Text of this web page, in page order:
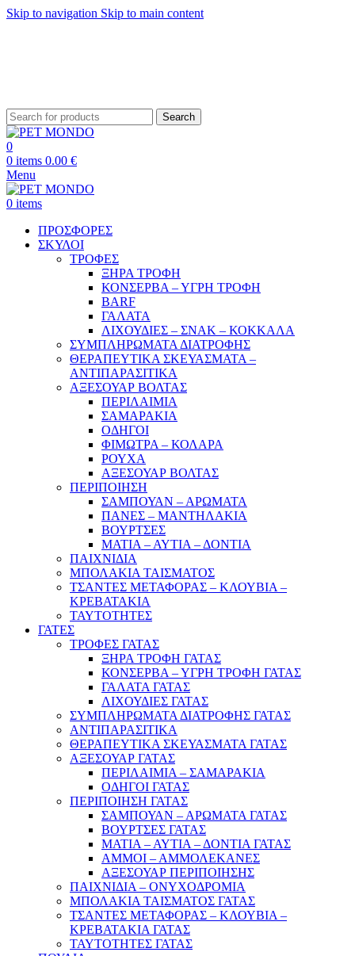
Skip to navigation Skip to main content
Search
0
0 items 0.00 €
Menu
0 items
ΠΡΟΣΦΟΡΕΣ
ΣΚΥΛΟΙ
ΤΡΟΦΕΣ
ΞΗΡΑ ΤΡΟΦΗ
ΚΟΝΣΕΡΒΑ – ΥΓΡΗ ΤΡΟΦΗ
BARF
ΓΑΛΑΤΑ
ΛΙΧΟΥΔΙΕΣ – ΣΝΑΚ – ΚΟΚΚΑΛΑ
ΣΥΜΠΛΗΡΩΜΑΤΑ ΔΙΑΤΡΟΦΗΣ
ΘΕΡΑΠΕΥΤΙΚΑ ΣΚΕΥΑΣΜΑΤΑ –
ΑΝΤΙΠΑΡΑΣΙΤΙΚΑ
ΑΞΕΣΟΥΑΡ ΒΟΛΤΑΣ
ΠΕΡΙΛΑΙΜΙΑ
ΣΑΜΑΡΑΚΙΑ
ΟΔΗΓΟΙ
ΦΙΜΩΤΡΑ – ΚΟΛΑΡΑ
ΡΟΥΧΑ
ΑΞΕΣΟΥΑΡ ΒΟΛΤΑΣ
ΠΕΡΙΠΟΙΗΣΗ
ΣΑΜΠΟΥΑΝ – ΑΡΩΜΑΤΑ
ΠΑΝΕΣ – ΜΑΝΤΗΛΑΚΙΑ
ΒΟΥΡΤΣΕΣ
ΜΑΤΙΑ – ΑΥΤΙΑ – ΔΟΝΤΙΑ
ΠΑΙΧΝΙΔΙΑ
ΜΠΟΛΑΚΙΑ ΤΑΙΣΜΑΤΟΣ
ΤΣΑΝΤΕΣ ΜΕΤΑΦΟΡΑΣ – ΚΛΟΥΒΙΑ –
ΚΡΕΒΑΤΑΚΙΑ
ΤΑΥΤΟΤΗΤΕΣ
ΓΑΤΕΣ
ΤΡΟΦΕΣ ΓΑΤΑΣ
ΞΗΡΑ ΤΡΟΦΗ ΓΑΤΑΣ
ΚΟΝΣΕΡΒΑ – ΥΓΡΗ ΤΡΟΦΗ ΓΑΤΑΣ
ΓΑΛΑΤΑ ΓΑΤΑΣ
ΛΙΧΟΥΔΙΕΣ ΓΑΤΑΣ
ΣΥΜΠΛΗΡΩΜΑΤΑ ΔΙΑΤΡΟΦΗΣ ΓΑΤΑΣ
ΑΝΤΙΠΑΡΑΣΙΤΙΚΑ
ΘΕΡΑΠΕΥΤΙΚΑ ΣΚΕΥΑΣΜΑΤΑ ΓΑΤΑΣ
ΑΞΕΣΟΥΑΡ ΓΑΤΑΣ
ΠΕΡΙΛΑΙΜΙΑ – ΣΑΜΑΡΑΚΙΑ
ΟΔΗΓΟΙ ΓΑΤΑΣ
ΠΕΡΙΠΟΙΗΣΗ ΓΑΤΑΣ
ΣΑΜΠΟΥΑΝ – ΑΡΩΜΑΤΑ ΓΑΤΑΣ
ΒΟΥΡΤΣΕΣ ΓΑΤΑΣ
ΜΑΤΙΑ – ΑΥΤΙΑ – ΔΟΝΤΙΑ ΓΑΤΑΣ
ΑΜΜΟΙ – ΑΜΜΟΛΕΚΑΝΕΣ
ΑΞΕΣΟΥΑΡ ΠΕΡΙΠΟΙΗΣΗΣ
ΠΑΙΧΝΙΔΙΑ – ΟΝΥΧΟΔΡΟΜΙΑ
ΜΠΟΛΑΚΙΑ ΤΑΙΣΜΑΤΟΣ ΓΑΤΑΣ
ΤΣΑΝΤΕΣ ΜΕΤΑΦΟΡΑΣ – ΚΛΟΥΒΙΑ –
ΚΡΕΒΑΤΑΚΙΑ ΓΑΤΑΣ
ΤΑΥΤΟΤΗΤΕΣ ΓΑΤΑΣ